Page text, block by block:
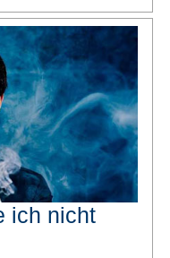
ich nicht